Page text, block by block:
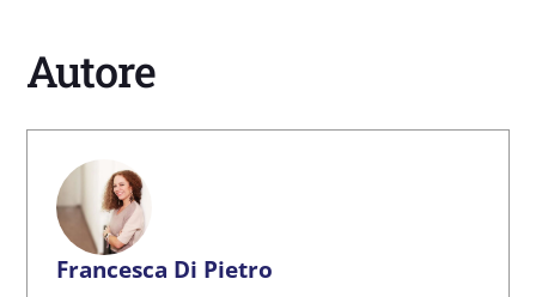
Autore
Francesca Di Pietro